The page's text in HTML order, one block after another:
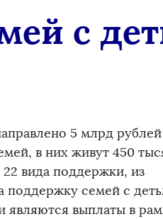
с
5 млрд
в них живут 450
вида поддержки, из
поддержку семей с
выплаты в